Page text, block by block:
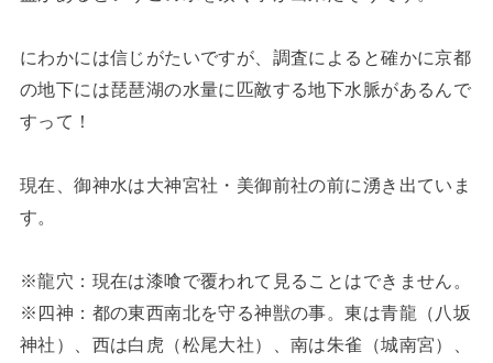
にわかには信じがたいですが、調査によると確かに京都
の地下には琵琶湖の水量に匹敵する地下水脈があるんで
すって！
現在、御神水は大神宮社・美御前社の前に湧き出ていま
す。
※龍穴：現在は漆喰で覆われて見ることはできません。
※四神：都の東西南北を守る神獣の事。東は青龍（八坂
神社）、西は白虎（松尾大社）、南は朱雀（城南宮）、